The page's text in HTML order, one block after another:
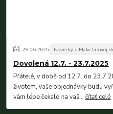
29.06.2025 Novinky z Malachitovej
Dovolená 12.7. - 23.7.2025
Přátelé, v době od 12.7. do
životem, vaše objednávky budu
vám lépe čekalo na vaš...čítať celé